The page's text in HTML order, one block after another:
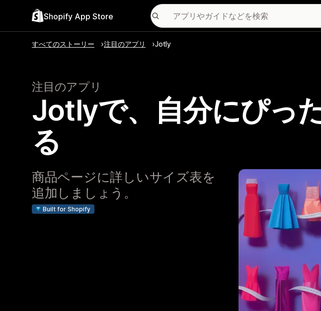
Shopify App Store
すべてのストーリー 注目のアプリ Jotly
注目のアプリ
Jotlyで、自分にぴっ
る
商品ページに詳しいサイズ表を
追加しましょう。
Built for Shopify